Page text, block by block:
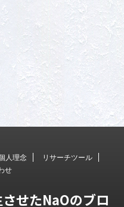
人理念
リサーチツール
せ
せたNaOのブロ